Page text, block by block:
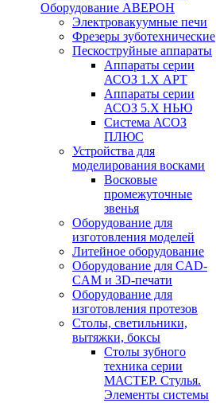
Оборудование АВЕРОН
Электровакуумные печи
Фрезеры зуботехнические
Пескоструйные аппараты
Аппараты серии
АСОЗ 1.Х АРТ
Аппараты серии
АСОЗ 5.Х НЬЮ
Система АСОЗ
ПЛЮС
Устройства для
моделирования восками
Восковые
промежуточные
звенья
Оборудование для
изготовления моделей
Литейное оборудование
Оборудование для CAD-
CAM и 3D-печати
Оборудование для
изготовления протезов
Cтолы, светильники,
вытяжки, боксы
Столы зубного
техника серии
МАСТЕР. Стулья.
Элементы системы